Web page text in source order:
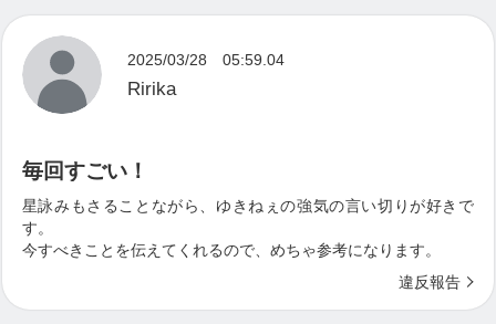
2025/03/28 05:59.04
Ririka
毎回すごい！
星詠みもさることながら、ゆきねぇの強気の言い切りが好きで
す。
今すべきことを伝えてくれるので、めちゃ参考になります。
違反報告